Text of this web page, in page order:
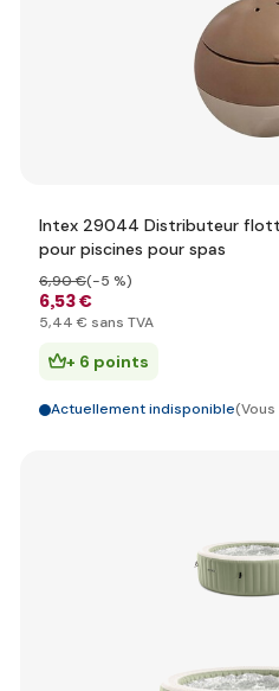
Intex 29044 Distributeur
pour piscines pour spas
6,53 €
6,90 €(-5 %)
5,44 € sans TVA
+ 6 points
Actuellement indisponible(Vous